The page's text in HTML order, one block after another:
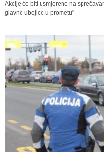
Akcije će biti usmjerene na
glavne ubojice u prometu"